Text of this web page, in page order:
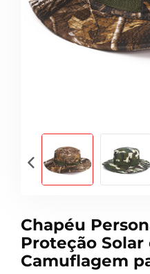
Chapéu
Proteção Solar
Camuflagem